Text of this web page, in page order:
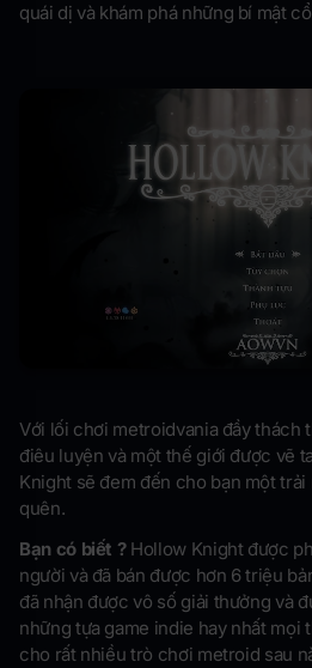
quái dị và khám phá những bí mật
Với lối chơi metroidvania đầy thách
điêu luyện và một thế giới được vẽ
Knight sẽ đem đến cho bạn một
quên.
Bạn có biết ?Hollow Knight được
người và đã bán được hơn 6 triệu
đã nhận được vô số giải thưởng và
những tựa game indie hay nhất mọi
cho rất nhiều trò chơi metroid sau